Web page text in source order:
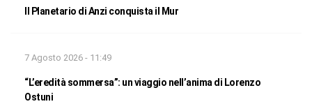
Il Planetario di Anzi conquista il Mur
7 Agosto 2026 - 11:49
“L’eredità sommersa”: un viaggio nell’anima di Lorenzo
Ostuni